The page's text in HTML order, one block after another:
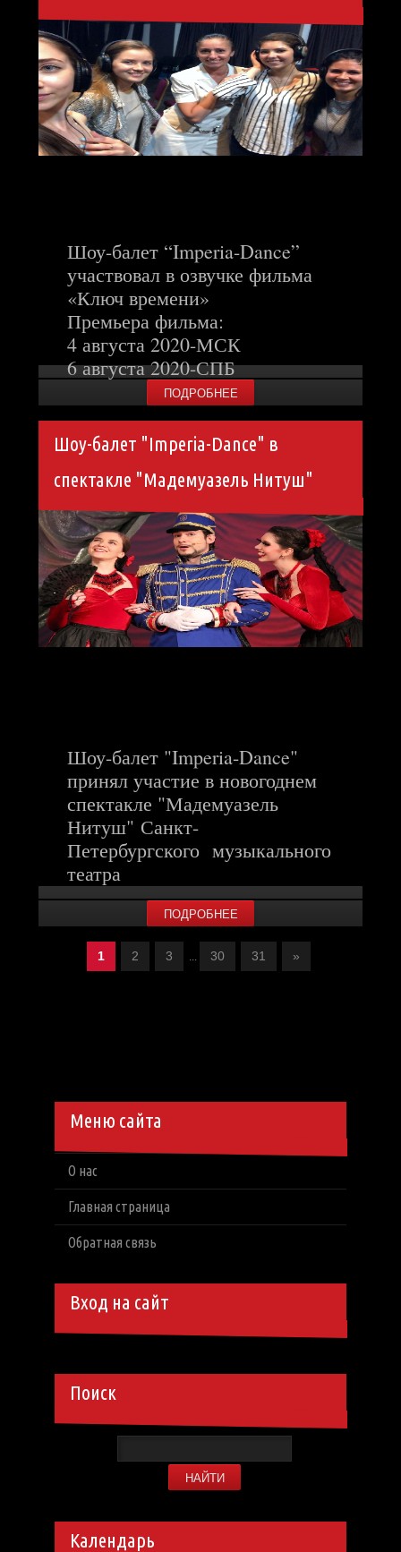
Шоу-балет “Imperia-Dance”
участвовал в озвучке фильма
«Ключ времени»
Премьера фильма:
4 августа 2020-МСК
6 августа 2020-СПБ
ПОДРОБНЕЕ
Шоу-балет "Imperia-Dance" в
спектакле "Мадемуазель Нитуш"
Шоу-балет "Imperia-Dance"
принял участие в новогоднем
спектакле "Мадемуазель
Нитуш" Санкт-
Петербургского музыкального
театра
ПОДРОБНЕЕ
1 2 3 ... 30 31 »
Меню сайта
О нас
Главная страница
Обратная связь
Вход на сайт
Поиск
Календарь